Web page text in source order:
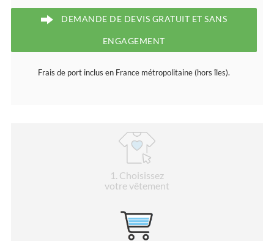
DEMANDE DE DEVIS GRATUIT ET SANS
ENGAGEMENT
Frais de port inclus en France métropolitaine (hors îles).
1 . Choisissez
votre vêtement